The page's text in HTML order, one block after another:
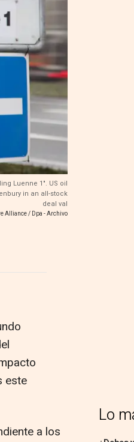
Luenne 1". US oil
in an all-stock
deal val
Alliance / Dpa - Archivo
este
a los
Lo